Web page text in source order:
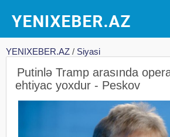
YENIXEBER.AZ / Siyasi
Putinlə Tramp arasında
ehtiyac yoxdur - Peskov